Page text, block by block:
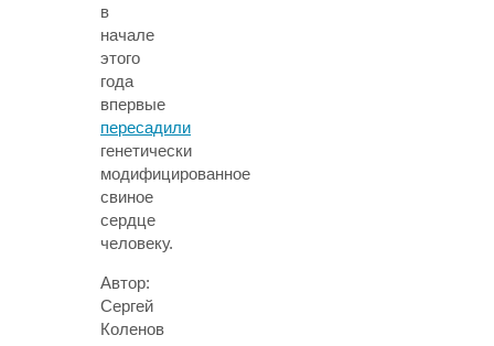
в
начале
этого
года
впервые
пересадили
генетически
модифицированное
свиное
сердце
человеку.
Автор:
Сергей
Коленов